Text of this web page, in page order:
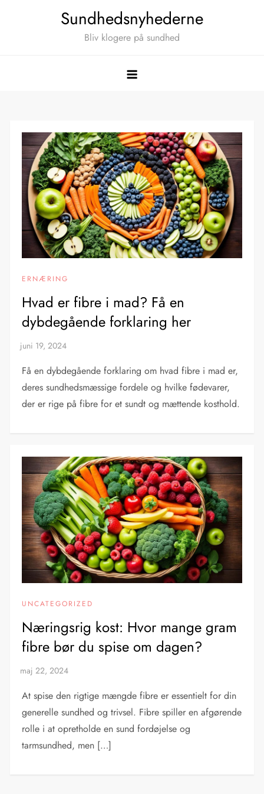
Sundhedsnyhederne
Bliv klogere på sundhed
ERNÆRING
Hvad er fibre i mad? Få en
dybdegående forklaring her
Få en dybdegående forklaring om hvad fibre i mad er,
deres sundhedsmæssige fordele og hvilke fødevarer,
der er rige på fibre for et sundt og mættende kosthold.
UNCATEGORIZED
Næringsrig kost: Hvor mange gram
fibre bør du spise om dagen?
At spise den rigtige mængde fibre er essentielt for din
generelle sundhed og trivsel. Fibre spiller en afgørende
rolle i at opretholde en sund fordøjelse og
tarmsundhed, men […]